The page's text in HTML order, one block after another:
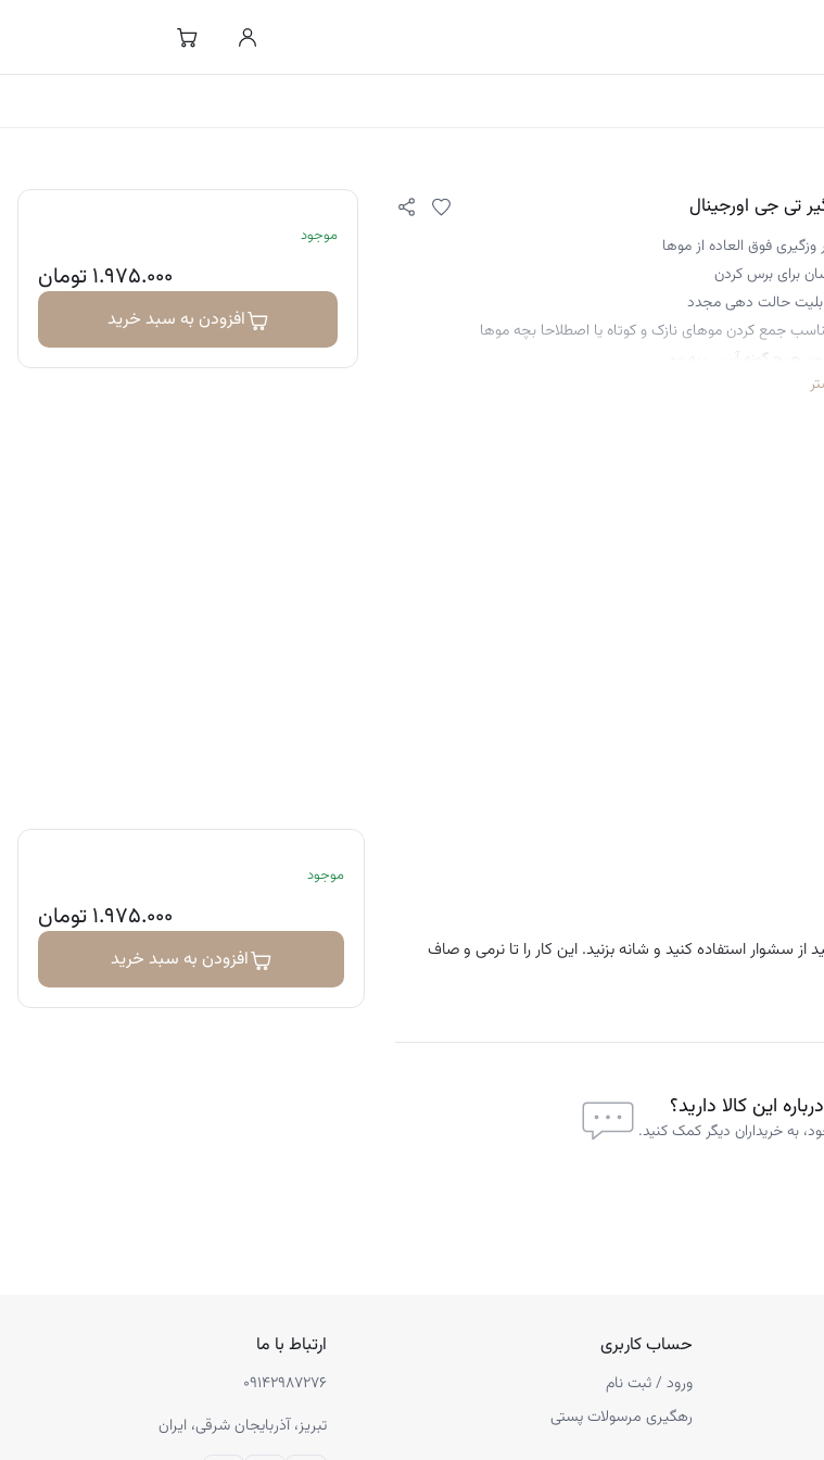
تی جی اورجینال
وزگیری فوق العاده از موها
برای برس کردن
حالت دهی مجدد
جمع کردن موهای نازک و کوتاه یا اصطلاحا بچه موها
هیچ گونه آسیب به مو
داشتن موهایی صاف و ساده
موجود
۱.۹۷۵.۰۰۰تومان
افزودن به سبد خرید
سشوار استفاده کنید و شانه بزنید. این کار را تا نرمی و صاف
این کالا دارید؟
به خریداران دیگر کمک کنید.
موجود
۱.۹۷۵.۰۰۰تومان
افزودن به سبد خرید
حساب کاربری
ورود / ثبت نام
رهگیری مرسولات پستی
ارتباط با ما
۰۹۱۴۲۹۸۷۲۷۶
تبریز، آذربایجان شرقی، ایران